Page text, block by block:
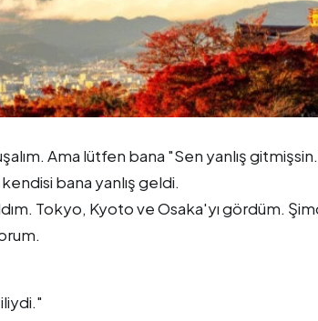
Ama lütfen bana "Sen yanlış
bana yanlış geldi.
Tokyo, Kyoto ve Osaka'yı gördüm.